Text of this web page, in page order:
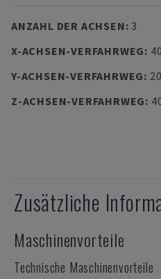
ANZAHL DER ACHSEN: 3
X-ACHSEN-VERFAHRWEG:
Y-ACHSEN-VERFAHRWEG:
Z-ACHSEN-VERFAHRWEG:
Zusätzliche
Maschinenvorteile
Technische Maschinenvorteile